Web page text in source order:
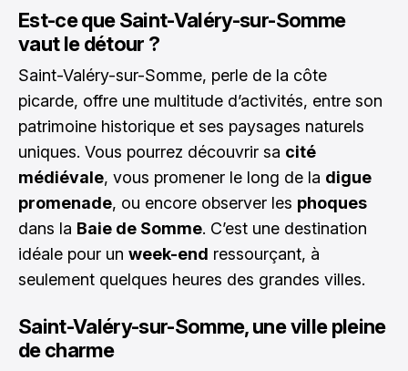
Est-ce que Saint-Valéry-sur-Somme
vaut le détour ?
Saint-Valéry-sur-Somme, perle de la côte
picarde, offre une multitude d’activités, entre son
patrimoine historique et ses paysages naturels
uniques. Vous pourrez découvrir sa cité
médiévale, vous promener le long de la digue
promenade, ou encore observer les phoques
dans la Baie de Somme. C’est une destination
idéale pour un week-end ressourçant, à
seulement quelques heures des grandes villes.
Saint-Valéry-sur-Somme, une ville pleine
de charme